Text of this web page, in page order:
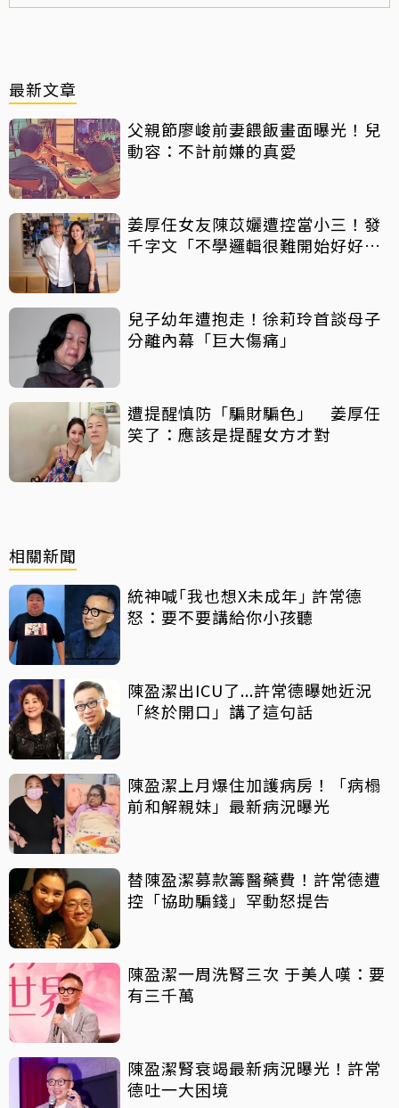
最新文章
父親節廖峻前妻餵飯畫面曝光！兒
動容：不計前嫌的真愛
姜厚任女友陳苡孋遭控當小三！發
千字文「不學邏輯很難開始好好
兒子幼年遭抱走！徐莉玲首談母子
分離內幕「巨大傷痛」
遭提醒慎防「騙財騙色」 姜厚任
笑了：應該是提醒女方才對
相關新聞
統神喊｢我也想X未成年｣ 許常德
怒：要不要講給你小孩聽
陳盈潔出ICU了...許常德曝她近況
「終於開口」講了這句話
陳盈潔上月爆住加護病房！「病榻
前和解親妹」最新病況曝光
替陳盈潔募款籌醫藥費！許常德遭
控「協助騙錢」罕動怒提告
陳盈潔一周洗腎三次 于美人嘆：要
有三千萬
陳盈潔腎衰竭最新病況曝光！許常
德吐一大困境